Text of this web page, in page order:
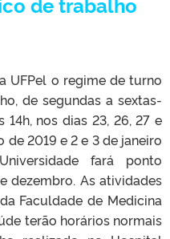
UFPel o regime de turno
de segundas a sextas-
14h, nos dias 23, 26, 27 e
de 2019 e 2 e 3 de janeiro
fará ponto
dezembro. As atividades
Faculdade de Medicina
terão horários normais